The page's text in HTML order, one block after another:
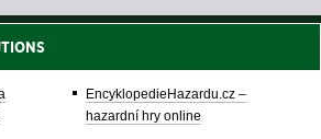
EncyklopedieHazardu.cz –
hazardní hry online